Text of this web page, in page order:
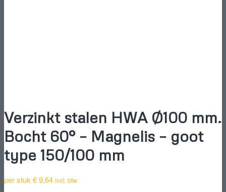
Verzinkt stalen HWA Ø100 mm.
Bocht 60° – Magnelis – goot
type 150/100 mm
per stuk €9,64 incl. btw